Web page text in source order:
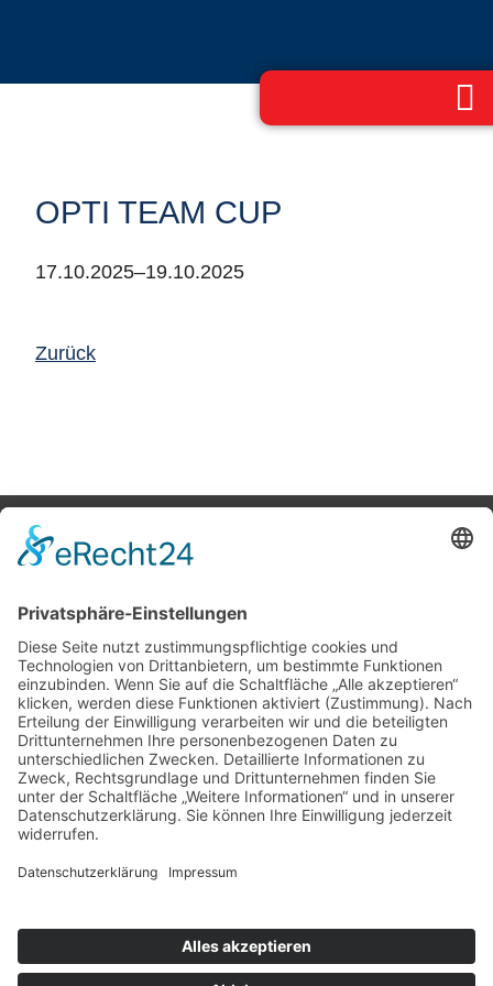
OPTI TEAM CUP
17.10.2025–19.10.2025
Zurück
Potsdamer Yacht Club e. V.
14109 Berlin
Tel: +49 30 805 35 58
KONTAKT|IMPRESSUM|DATENSCHUTZ